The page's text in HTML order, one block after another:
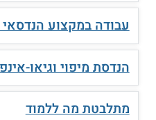
עבודה במקצוע הנדסאי
הנדסת מיפוי וגיאו-
מתלבטת מה ללמוד